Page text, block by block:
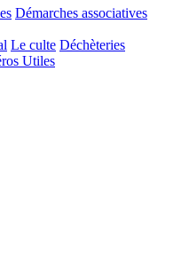
Démarches associatives
Le culte Déchèteries
Utiles